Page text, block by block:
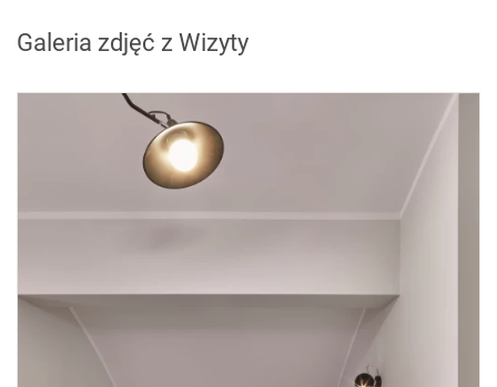
Galeria zdjęć z Wizyty